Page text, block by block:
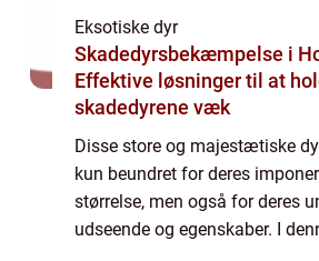
Eksotiske dyr
Skadedyrsbekæmpelse i
Effektive løsninger til at
skadedyrene væk
Disse store og majestætiske
kun beundret for deres
størrelse, men også for deres
udseende og egenskaber. I